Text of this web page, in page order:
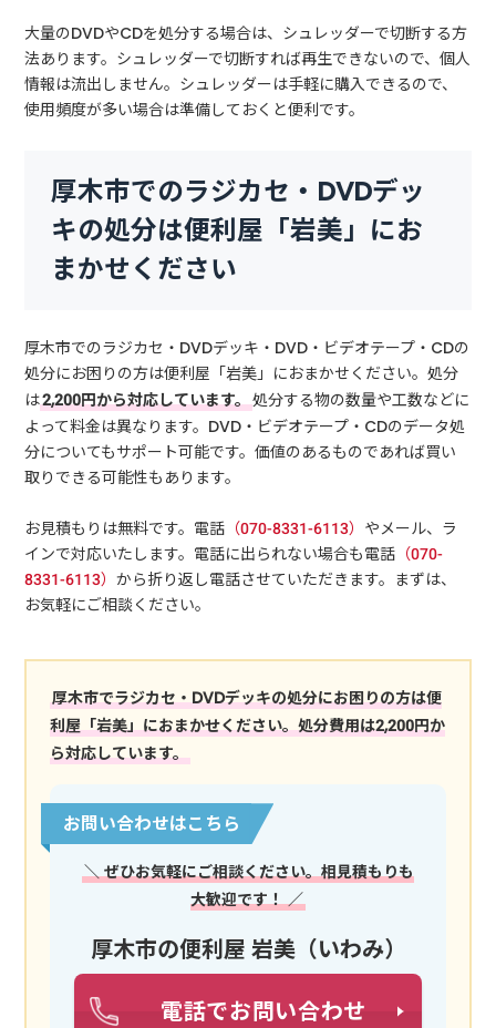
大量のDVDやCDを処分する場合は、シュレッダーで切断する方
法あります。シュレッダーで切断すれば再生できないので、個人
情報は流出しません。シュレッダーは手軽に購入できるので、
使用頻度が多い場合は準備しておくと便利です。
厚木市でのラジカセ・DVDデッ
キの処分は便利屋「岩美」にお
まかせください
厚木市でのラジカセ・DVDデッキ・DVD・ビデオテープ・CDの
処分にお困りの方は便利屋「岩美」におまかせください。処分
は2,200円から対応しています。処分する物の数量や工数などに
よって料金は異なります。DVD・ビデオテープ・CDのデータ処
分についてもサポート可能です。価値のあるものであれば買い
取りできる可能性もあります。
お見積もりは無料です。電話 （070-8331-6113） やメール、ラ
インで対応いたします。電話に出られない場合も電話 （070-
8331-6113）から折り返し電話させていただきます。まずは、
お気軽にご相談ください。
厚木市でラジカセ・DVDデッキの処分にお困りの方は便
利屋「岩美」におまかせください。処分費用は2,200円か
ら対応しています。
お問い合わせはこちら
＼ ぜひお気軽にご相談ください。相見積もりも
大歓迎です！ ／
厚木市の便利屋 岩美（いわみ）
電話でお問い合わせ